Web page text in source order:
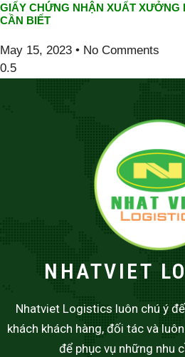
GIẤY CHỨNG NHẬN XUẤT XƯỞNG
CẦN BIẾT
May 15, 2023 No Comments
NHATVIET
Nhatviet Logistics luôn chú ý
khách khách hàng, đối tác và
để phục vụ những nhu